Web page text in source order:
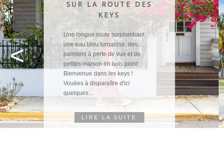
DE CRANDON PARK
À BISCAYNE
NATIONAL PARK
Crandon Park A quelques minutes
de route de Miami Beach,
Crandon Park est une destination
pleine de charme et éloignée de
la ferveur citadine. Découvert par
hasard grâce à cet...
LIRE LA SUITE
<